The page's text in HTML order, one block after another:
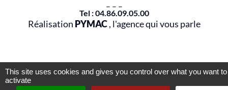
– – –
Tel : 04.86.09.05.00
Réalisation PYMAC, l'agence qui vous parle
This site uses cookies and gives you control over what you want to
activate